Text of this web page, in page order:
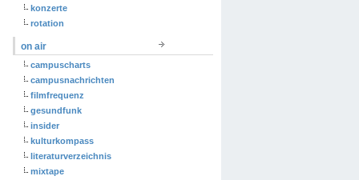
konzerte
rotation
on air
campuscharts
campusnachrichten
filmfrequenz
gesundfunk
insider
kulturkompass
literaturverzeichnis
mixtape